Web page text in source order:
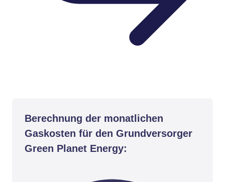
Berechnung der monatlichen
Gaskosten für den Grundversorger
Green Planet Energy: